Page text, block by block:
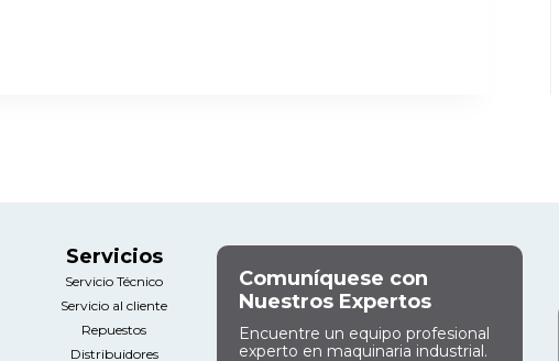
Servicios
Servicio Técnico
Servicio al cliente
Repuestos
Distribuidores
Comuníquese con
Nuestros Expertos
Encuentre un equipo profesional
experto en maquinaria industrial.